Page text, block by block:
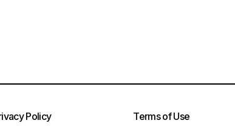
Policy Terms of Use